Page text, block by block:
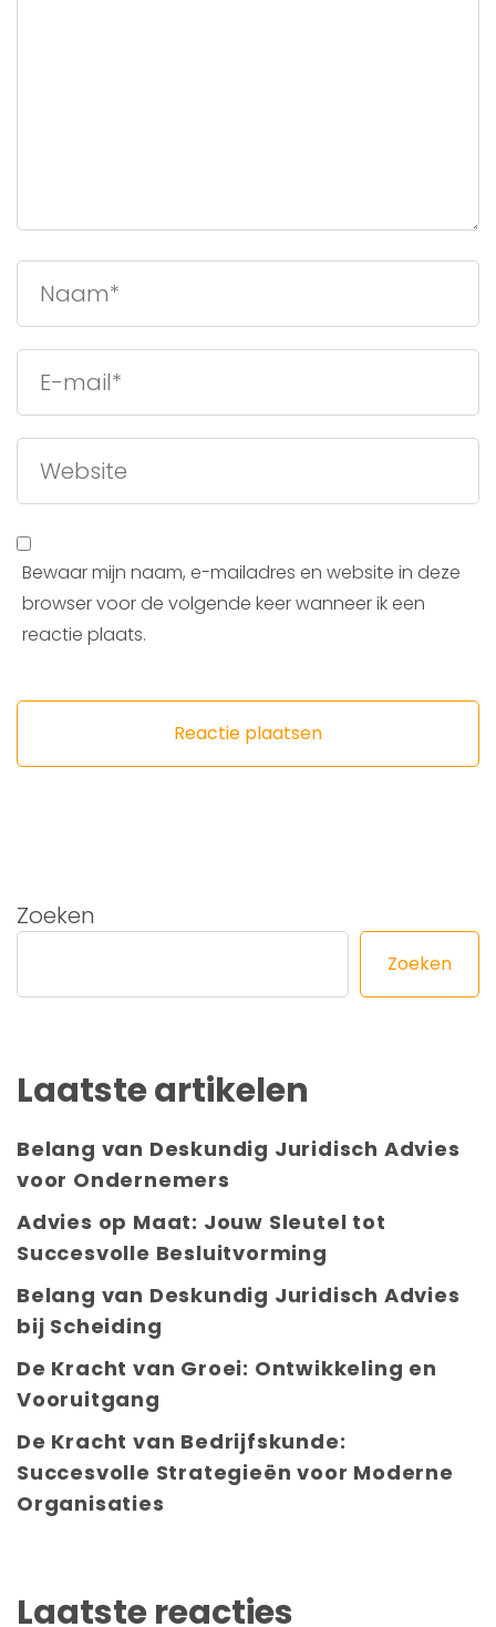
Bewaar mijn naam, e-mailadres en website in deze
browser voor de volgende keer wanneer ik een
reactie plaats.
Zoeken
Zoeken
Laatste artikelen
Belang van Deskundig Juridisch Advies
voor Ondernemers
Advies op Maat: Jouw Sleutel tot
Succesvolle Besluitvorming
Belang van Deskundig Juridisch Advies
bij Scheiding
De Kracht van Groei: Ontwikkeling en
Vooruitgang
De Kracht van Bedrijfskunde:
Succesvolle Strategieën voor Moderne
Organisaties
Laatste reacties